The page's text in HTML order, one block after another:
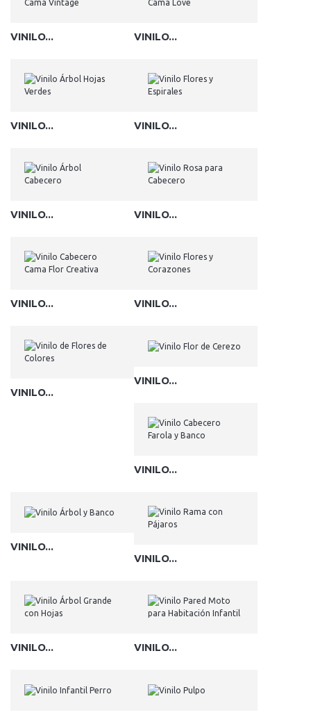
VINILO... VINILO...
VINILO... VINILO...
VINILO... VINILO...
VINILO... VINILO...
VINILO...
VINILO...
VINILO...
VINILO...
VINILO...
VINILO... VINILO...